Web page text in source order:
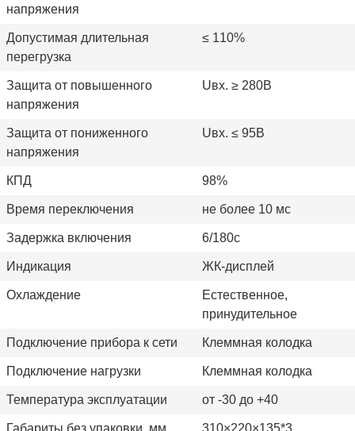
напряжения
Допустимая длительная
перегрузка
≤ 110%
Защита от повышенного
напряжения
Uвх. ≥ 280В
Защита от пониженного
напряжения
Uвх. ≤ 95В
КПД 98%
Время переключения не более 10 мс
Задержка включения 6/180с
Индикация ЖК-дисплей
Охлаждение
Естественное,
принудительное
Подключение прибора к сети Клеммная колодка
Подключение нагрузки Клеммная колодка
Температура эксплуатации от -30 до +40